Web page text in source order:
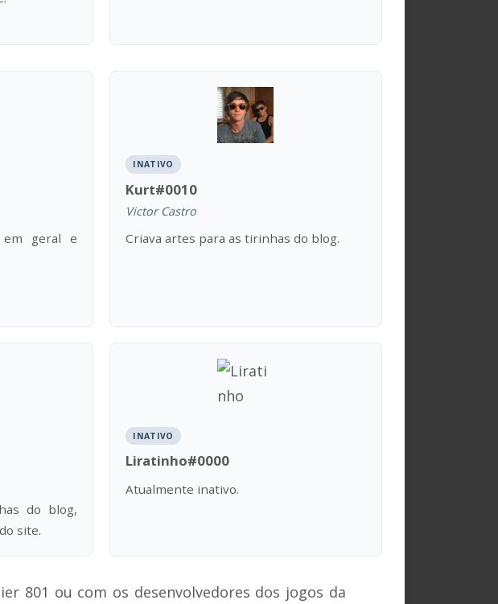
geral e
INATIVO
Kurt#0010
Victor Castro
Criava artes para as tirinhas do blog.
do blog,
site.
INATIVO
Liratinho#0000
Atualmente inativo.
801 ou com os desenvolvedores dos jogos da